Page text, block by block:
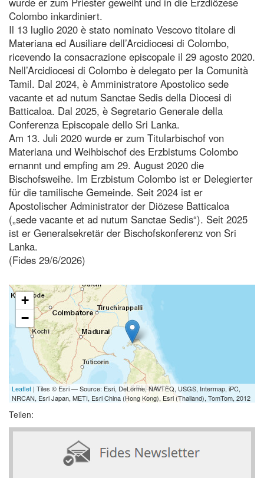
Colombo inkardiniert.
Il 13 luglio 2020 è stato nominato Vescovo titolare di
Materiana ed Ausiliare dell’Arcidiocesi di Colombo,
ricevendo la consacrazione episcopale il 29 agosto 2020.
Nell’Arcidiocesi di Colombo è delegato per la Comunità
Tamil. Dal 2024, è Amministratore Apostolico sede
vacante et ad nutum Sanctae Sedis della Diocesi di
Batticaloa. Dal 2025, è Segretario Generale della
Conferenza Episcopale dello Sri Lanka.
Am 13. Juli 2020 wurde er zum Titularbischof von
Materiana und Weihbischof des Erzbistums Colombo
ernannt und empfing am 29. August 2020 die
Bischofsweihe. Im Erzbistum Colombo ist er Delegierter
für die tamilische Gemeinde. Seit 2024 ist er
Apostolischer Administrator der Diözese Batticaloa
(„sede vacante et ad nutum Sanctae Sedis“). Seit 2025
ist er Generalsekretär der Bischofskonferenz von Sri
Lanka.
(Fides 29/6/2026)
+
−
Leaflet | Tiles © Esri — Source: Esri, DeLorme, NAVTEQ, USGS, Intermap, iPC,
NRCAN, Esri Japan, METI, Esri China (Hong Kong), Esri (Thailand), TomTom, 2012
Teilen: